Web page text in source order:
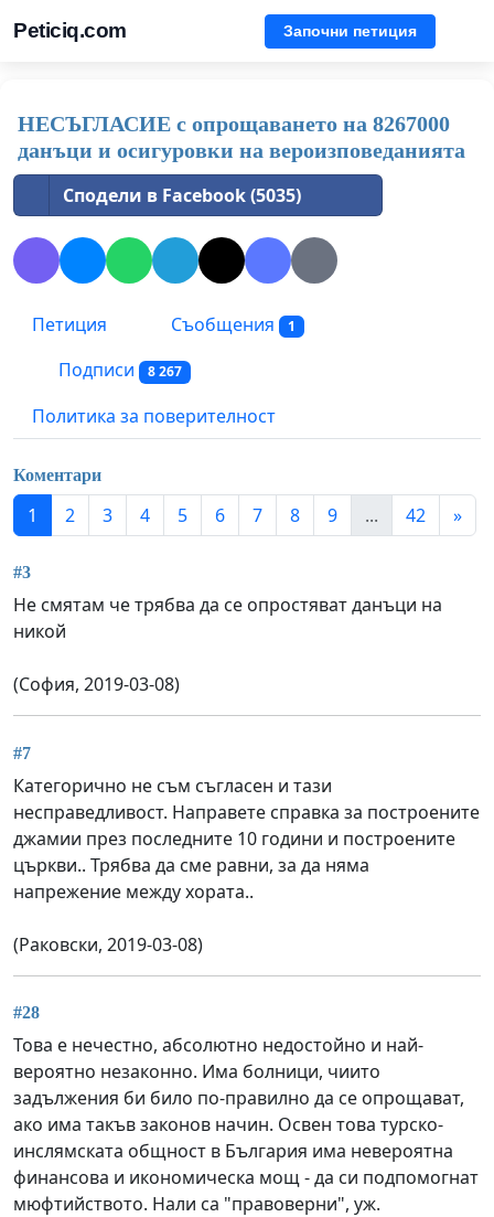
Peticiq.com Започни петиция
НЕСЪГЛАСИЕ с опрощаването на 8267000
данъци и осигуровки на вероизповеданията
Сподели в Facebook (5035)
Петиция Съобщения 1
Подписи 8 267
Политика за поверителност
Коментари
1 2 3 4 5 6 7 8 9 ... 42 »
#3
Не смятам че трябва да се опростяват данъци на
никой
(София, 2019-03-08)
#7
Категорично не съм съгласен и тази
несправедливост. Направете справка за построените
джамии през последните 10 години и построените
църкви.. Трябва да сме равни, за да няма
напрежение между хората..
(Раковски, 2019-03-08)
#28
Това е нечестно, абсолютно недостойно и най-
вероятно незаконно. Има болници, чиито
задължения би било по-правилно да се опрощават,
ако има такъв законов начин. Освен това турско-
инслямската общност в България има невероятна
финансова и икономическа мощ - да си подпомогнат
мюфтийството. Нали са "правоверни", уж.